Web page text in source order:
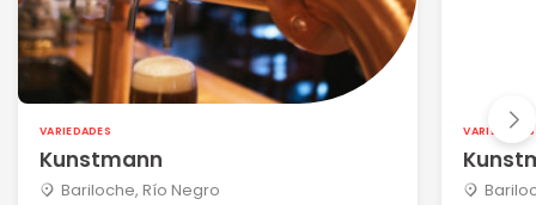
VARIEDADES
Kunstmann
Bariloche, Río Negro
VARIEDADES